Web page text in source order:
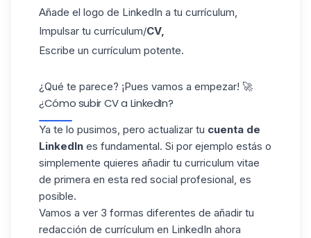
Añade el logo de LinkedIn a tu currículum,
Impulsar tu currículum/CV,
Escribe un currículum potente.
¿Qué te parece? ¡Pues vamos a empezar! 🚀
¿Cómo subir CV a LinkedIn?
Ya te lo pusimos, pero actualizar tu cuenta de
LinkedIn es fundamental. Si por ejemplo estás o
simplemente quieres añadir tu curriculum vitae
de primera en esta red social profesional, es
posible.
Vamos a ver 3 formas diferentes de añadir tu
redacción de currículum en LinkedIn ahora